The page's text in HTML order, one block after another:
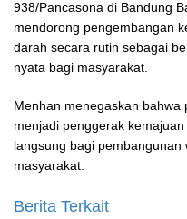
938/Pancasona di Bandung
mendorong pengembangan
darah secara rutin sebagai
nyata bagi masyarakat.
Menhan menegaskan bahwa
menjadi penggerak
langsung bagi
masyarakat.
Berita Terkait